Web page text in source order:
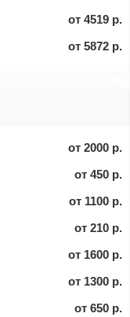
от 4519 р.
от 5872 р.
от 2000 р.
от 450 р.
от 1100 р.
от 210 р.
от 1600 р.
от 1300 р.
от 650 р.